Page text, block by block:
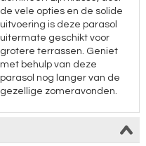
de vele opties en de solide
uitvoering is deze parasol
uitermate geschikt voor
grotere terrassen. Geniet
met behulp van deze
parasol nog langer van de
gezellige zomeravonden.